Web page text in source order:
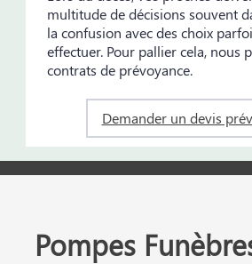
multitude de décisions souvent
la confusion avec des choix
effectuer. Pour pallier cela, nous
contrats de prévoyance.
Demander un devis
Pompes